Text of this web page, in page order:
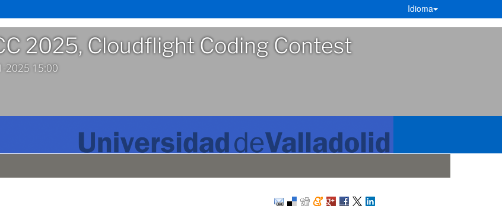
Idioma
2025, Cloudflight Coding Contest
2025 15:00